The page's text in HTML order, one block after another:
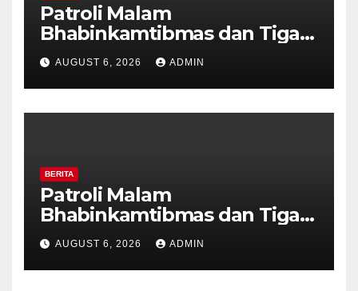
Patroli Malam
Bhabinkamtibmas dan Tiga
Pilar Kelurahan Ungaran
Perkuat Kamtibmas, Warga
Diajak Aktifkan Ronda
AUGUST 6, 2026 ADMIN
BERITA
Patroli Malam
Bhabinkamtibmas dan Tiga
Pilar Kelurahan Ungaran
Perkuat Kamtibmas, Warga
Diajak Aktifkan Ronda
AUGUST 6, 2026 ADMIN